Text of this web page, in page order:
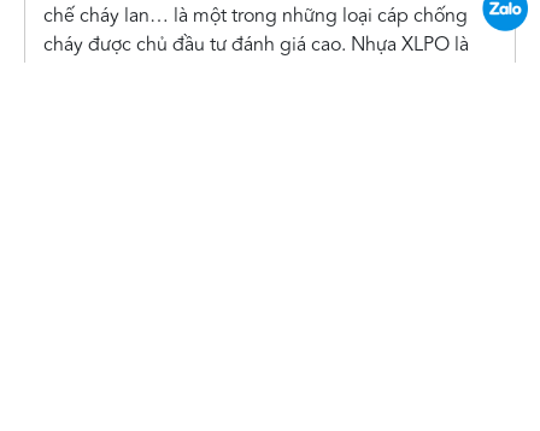
chế cháy lan… là một trong những loại cáp chống
cháy được chủ đầu tư đánh giá cao. Nhựa XLPO là